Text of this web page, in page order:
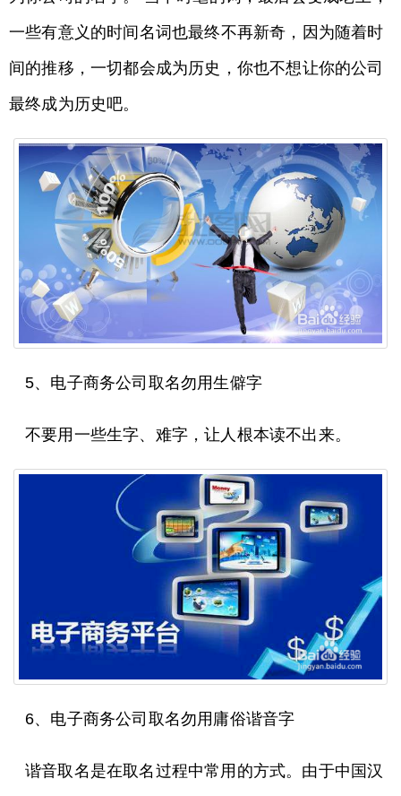
一些有意义的时间名词也最终不再新奇，因为随着时
间的推移，一切都会成为历史，你也不想让你的公司
最终成为历史吧。
5、电子商务公司取名勿用生僻字
不要用一些生字、难字，让人根本读不出来。
6、电子商务公司取名勿用庸俗谐音字
谐音取名是在取名过程中常用的方式。由于中国汉